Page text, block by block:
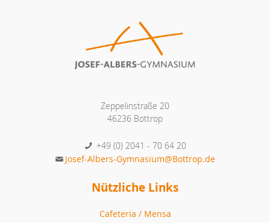
Zeppelinstraße 20
46236 Bottrop
+49 (0) 2041 - 70 64 20
Josef-Albers-Gymnasium@Bottrop.de
Nützliche Links
Cafeteria / Mensa